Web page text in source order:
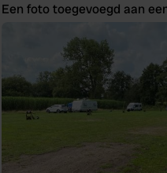
Een foto toegevoegd aan